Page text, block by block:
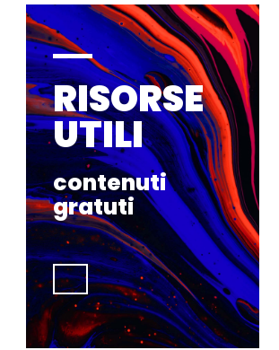
RISORSE
UTILI
contenuti
gratuti